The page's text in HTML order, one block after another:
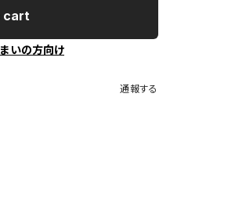
cart
いの方向け
通報する